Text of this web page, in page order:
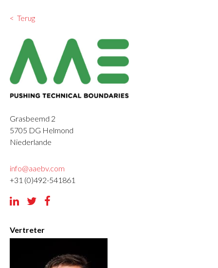
Terug
Grasbeemd 2
5705 DG Helmond
Niederlande
info@aaebv.com
+31 (0)492-541861
  
Vertreter